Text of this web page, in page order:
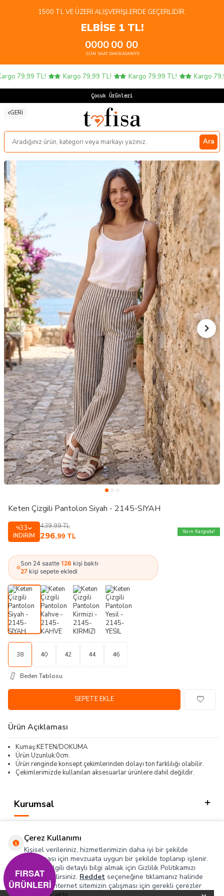
1500 TL VE ÜZERI ALIŞVERIŞLERDE GEÇERLIDIR.
ELBİSE 1 TL!
00
GÜN
00
SAAT
00
DAKIKA
00
SANIYE
79,99 TL! Kargo 79,99 TL! Kargo 79,99 TL! Kargo
Çocuk Ürünlerinde
GERI
Ara
Keten Çizgili Pantolon Siyah - 2145-SIYAH
%33
İNDIRIM
439,99TL
296,99 TL
Yarın Kargoda!
Son 24 saatte 126 kişi baktı·
27 kişi sepete ekledi
38 40 42 44 46
Beden Tablosu
SEPETE EKLE
Ürün Açıklaması
Kumaş:KETEN/DOKUMA
Ürün Uzunluk:0cm.
Ürün renginde konsept çekimlerinden dolayı ton farklılığı olabilir.
Çekimlerimizde kullanılan aksesuarlar ürünlere dahil değildir.
Kurumsal
Hızlı Erişim
Sosyal
Çerez Kullanımı
Kişisel verileriniz, hizmetlerimizin daha iyi bir şekilde
sunulması için mevzuata uygun bir şekilde toplanıp işlenir.
Konuyla ilgili detaylı bilgi almak için Gizlilik Politikamızı
inceleyebilirsiniz. Reddet seçeneğine tıklamanız halinde
yalnızca internet sitemizin çalışması için gerekli çerezler
FIRSAT
ÜRÜNLERİ